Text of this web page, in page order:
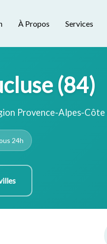
À Propos Services
(84)
Provence-Alpes-Côte
24h